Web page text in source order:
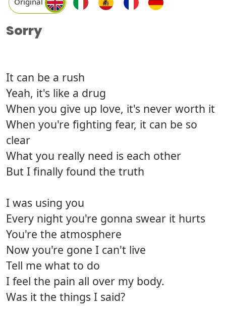
Sorry
It can be a rush
Yeah, it's like a drug
When you give up love, it's never worth it
When you're fighting fear, it can be so
clear
What you really need is each other
But I finally found the truth
I was using you
Every night you're gonna swear it hurts
You're the atmosphere
Now you're gone I can't live
Tell me what to do
I feel the pain all over my body.
Was it the things I said?